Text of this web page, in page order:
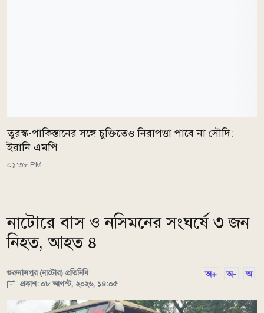
তুরস্ক-পাকিস্তানের সঙ্গে চুক্তিতেও নিরাপত্তা পাবে না সৌদি:
ইরানি এমপি
০১:৩৮ PM
নাটোরে বাস ও নসিমনের সংঘর্ষে ৩ জন
নিহত, আহত ৪
গুরুদাসপুর (নাটোর) প্রতিনিধি
প্রকাশ: ০৮ আগস্ট, ২০২৬, ১৪:০৫
অ+ অ- অ